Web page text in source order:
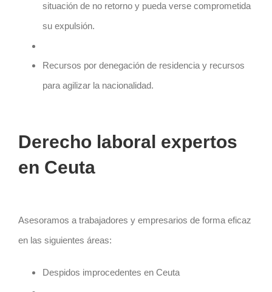
situación de no retorno y pueda verse comprometida
su expulsión.
Recursos por denegación de residencia y recursos
para agilizar la nacionalidad.
Derecho laboral expertos
en Ceuta
Asesoramos a trabajadores y empresarios de forma eficaz
en las siguientes áreas:
Despidos improcedentes en Ceuta